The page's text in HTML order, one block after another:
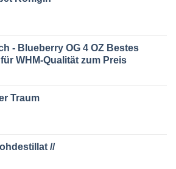
- Blueberry OG 4 OZ Bestes
WHM-Qualität zum Preis
Traum
//